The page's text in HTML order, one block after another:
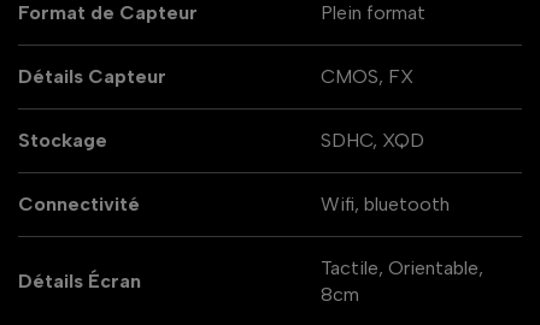
Format de Capteur Plein format
Détails Capteur CMOS, FX
Stockage SDHC, XQD
Connectivité Wifi, bluetooth
Détails Écran
Tactile, Orientable,
8cm